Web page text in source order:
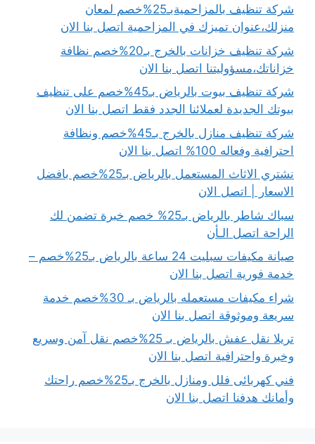
شركة تنظيف بالمزاحميةبـ25%خصم لمعان
منزلك،عنوان تميزك في المزاحمية اتصل بنا الان
شركة تنظيف خزانات بالخرج بـ20%خصم نظافة
خزاناتك،مسؤوليتنا اتصل بنا الان
شركة تنظيف بيوت بالرياض بـ45%خصم على تنظيف
بيوتك الجديدة لعملائنا الجدد فقط اتصل بنا الان
شركة تنظيف منازل بالخرج بـ45%خصم ونظافة
احترافية وفعاله 100% اتصل بنا الان
نشتري الاثاث المستعمل بالرياض بـ25%خصم بافضل
الاسعار | اتصل الان
سباك شاطر بالرياض بـ25% خصم خبرة تضمن لك
الراحة اتصل الـأن
صيانة مكيفات سبليت 24 ساعة بالرياض بـ25%خصم –
خدمة فورية اتصل بنا الان
شراء مكيفات مستعمله بالرياض بـ 30%خصم خدمة
سريعة وموثوقة اتصل بنا الان
تريلا نقل عفش بالرياض بـ 25%خصم نقل آمن وسريع
وخبرة واحترافية اتصل بنا الان
فني كهربائى فلل ومنازل بالخرج بـ25%خصم راحتك
وأمانك هدفنا اتصل بنا الان